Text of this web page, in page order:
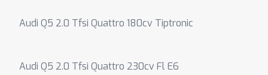
Audi Q5 2.0 Tfsi Quattro 180cv Tiptronic
Audi Q5 2.0 Tfsi Quattro 230cv Fl E6